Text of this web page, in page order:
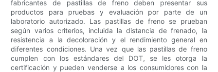
fabricantes de pastillas de freno deben presentar sus
productos para pruebas y evaluación por parte de un
laboratorio autorizado. Las pastillas de freno se prueban
según varios criterios, incluida la distancia de frenado, la
resistencia a la decoloración y el rendimiento general en
diferentes condiciones. Una vez que las pastillas de freno
cumplen con los estándares del DOT, se les otorga la
certificación y pueden venderse a los consumidores con la